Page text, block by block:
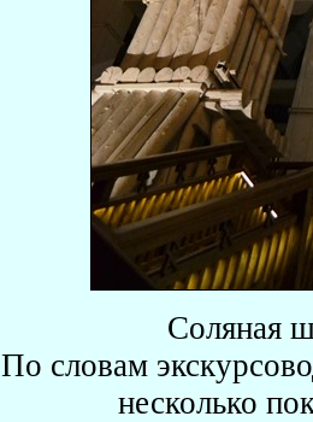
Соляная
По словам
несколько